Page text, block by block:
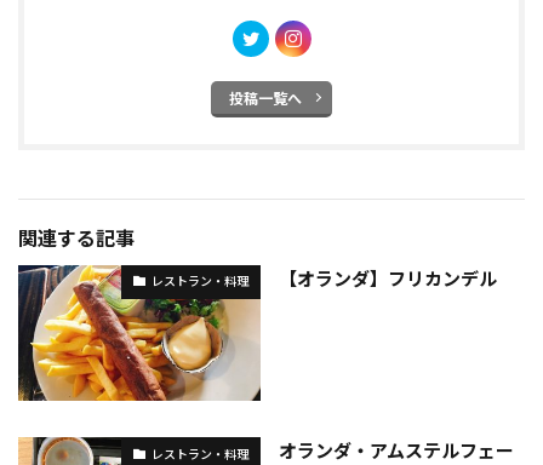
投稿一覧へ
関連する記事
レストラン・料理 【オランダ】フリカンデル
レストラン・料理
オランダ・アムステルフェー